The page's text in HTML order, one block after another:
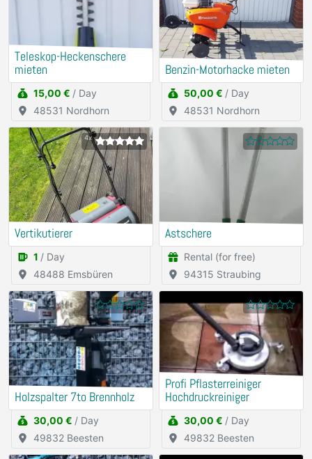
Teleskop-Heckenschere
mieten
15,00 € / Day
48531 Nordhorn
Benzin-Motorhacke mieten
50,00 € / Day
48531 Nordhorn
4x
Vertikutierer
1 / Day
48488 Emsbüren
Astschere
Rental (for free)
94315 Straubing
Holzspalter 7to Brennholz
30,00 € / Day
49832 Beesten
Profi Pflasterreiniger
Hochdruckreiniger
30,00 € / Day
49832 Beesten